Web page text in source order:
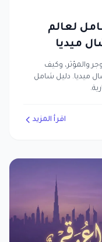
لعالم
ميديا
والمؤثر، وكيف
ميديا. دليل شامل
اقرأ المزيد